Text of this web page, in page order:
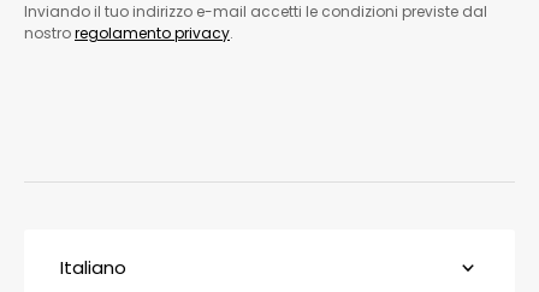
Inviando il tuo indirizzo e-mail accetti le condizioni previste dal
nostroregolamento privacy.
Italiano